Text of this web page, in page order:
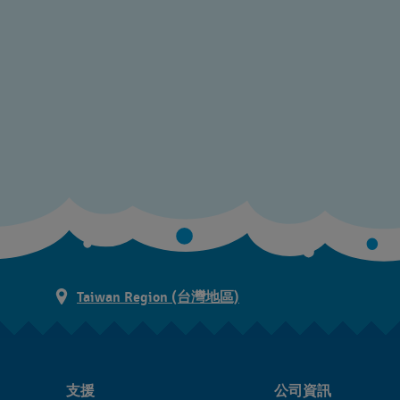
Taiwan Region (台灣地區)
支援 公司資訊